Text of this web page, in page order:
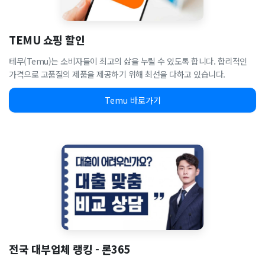
TEMU 쇼핑 할인
테무(Temu)는 소비자들이 최고의 삶을 누릴 수 있도록 합니다. 합리적인
가격으로 고품질의 제품을 제공하기 위해 최선을 다하고 있습니다.
Temu 바로가기
전국 대부업체 랭킹 - 론365